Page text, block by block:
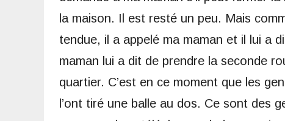
la maison. Il est resté un peu. Mais
tendue, il a appelé ma maman et il lui a
maman lui a dit de prendre la seconde
quartier. C’est en ce moment que les
l’ont tiré une balle au dos. Ce sont des